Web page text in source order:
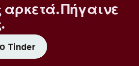
Πήγαινε
Tinder